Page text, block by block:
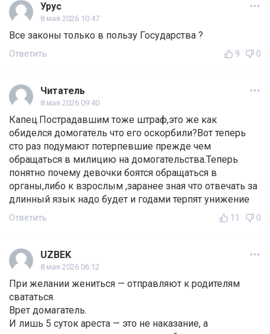
Урус
8 мая 2026 10:47
Все законы только в пользу Государства ?
Ответить 9 0
Читатель
8 мая 2026 09:40
Капец.Пострадавшим тоже штраф,это же как
обиделся домогатель что его оскорбили?Вот теперь
сто раз подумают потерпевшие прежде чем
обращаться в милицию на домогательства.Теперь
понятно почему девочки боятся обращаться в
органы,либо к взрослым ,заранее зная что отвечать за
длинный язык надо будет и годами терпят унижение
Ответить 11 0
UZBEK
8 мая 2026 06:12
При желании жениться — отправляют к родителям
свататься.
Врет домагатель.
И лишь 5 суток ареста — это не наказание, а